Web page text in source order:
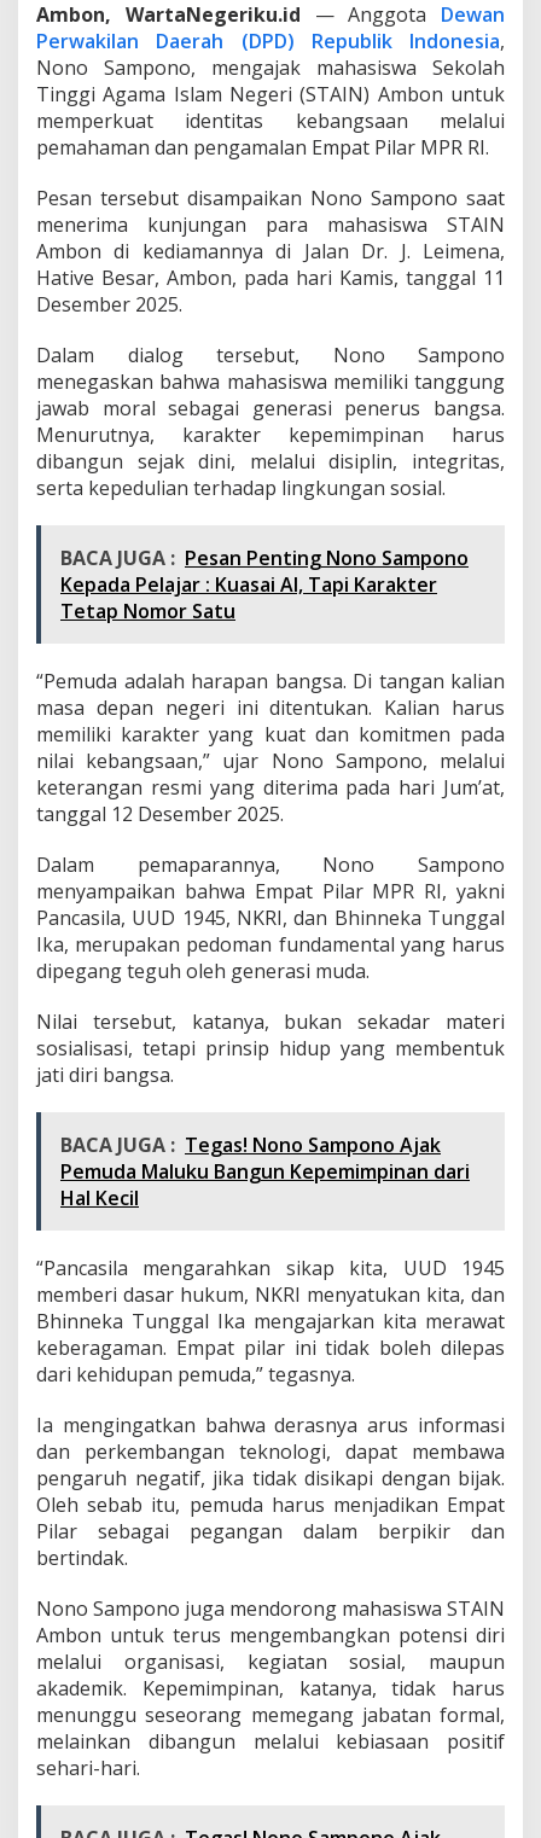
a
m
p
o
n
T
g
a
s
k
a
e
n
n
g
n
E
m
p
i
l
r
M
P
Ambon, WartaNegeriku.id — Anggota Dewan
Perwakilan Daerah (DPD) Republik Indonesia,
Nono Sampono, mengajak mahasiswa Sekolah
Tinggi Agama Islam Negeri (STAIN) Ambon untuk
memperkuat identitas kebangsaan melalui
pemahaman dan pengamalan Empat Pilar MPR RI.
Pesan tersebut disampaikan Nono Sampono saat
menerima kunjungan para mahasiswa STAIN
Ambon di kediamannya di Jalan Dr. J. Leimena,
Hative Besar, Ambon, pada hari Kamis, tanggal 11
Desember 2025.
Dalam dialog tersebut, Nono Sampono
menegaskan bahwa mahasiswa memiliki tanggung
jawab moral sebagai generasi penerus bangsa.
Menurutnya, karakter kepemimpinan harus
dibangun sejak dini, melalui disiplin, integritas,
serta kepedulian terhadap lingkungan sosial.
BACA JUGA : Pesan Penting Nono Sampono
Kepada Pelajar : Kuasai AI, Tapi Karakter
Tetap Nomor Satu
“Pemuda adalah harapan bangsa. Di tangan kalian
masa depan negeri ini ditentukan. Kalian harus
memiliki karakter yang kuat dan komitmen pada
nilai kebangsaan,” ujar Nono Sampono, melalui
keterangan resmi yang diterima pada hari Jum’at,
tanggal 12 Desember 2025.
Dalam pemaparannya, Nono Sampono
menyampaikan bahwa Empat Pilar MPR RI, yakni
Pancasila, UUD 1945, NKRI, dan Bhinneka Tunggal
Ika, merupakan pedoman fundamental yang harus
dipegang teguh oleh generasi muda.
Nilai tersebut, katanya, bukan sekadar materi
sosialisasi, tetapi prinsip hidup yang membentuk
jati diri bangsa.
BACA JUGA : Tegas! Nono Sampono Ajak
Pemuda Maluku Bangun Kepemimpinan dari
Hal Kecil
“Pancasila mengarahkan sikap kita, UUD 1945
memberi dasar hukum, NKRI menyatukan kita, dan
Bhinneka Tunggal Ika mengajarkan kita merawat
keberagaman. Empat pilar ini tidak boleh dilepas
dari kehidupan pemuda,” tegasnya.
Ia mengingatkan bahwa derasnya arus informasi
dan perkembangan teknologi, dapat membawa
pengaruh negatif, jika tidak disikapi dengan bijak.
Oleh sebab itu, pemuda harus menjadikan Empat
Pilar sebagai pegangan dalam berpikir dan
bertindak.
Nono Sampono juga mendorong mahasiswa STAIN
Ambon untuk terus mengembangkan potensi diri
melalui organisasi, kegiatan sosial, maupun
akademik. Kepemimpinan, katanya, tidak harus
menunggu seseorang memegang jabatan formal,
melainkan dibangun melalui kebiasaan positif
sehari-hari.